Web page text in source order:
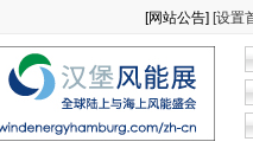
[网站公告] [设置